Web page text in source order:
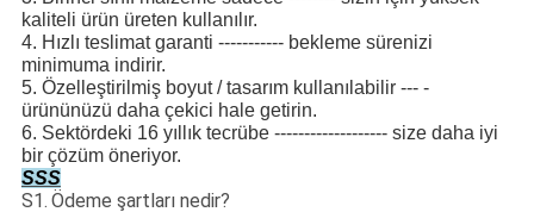
kaliteli ürün üreten kullanılır.
4. Hızlı teslimat garanti ----------- bekleme sürenizi
minimuma indirir.
5. Özelleştirilmiş boyut / tasarım kullanılabilir --- -
ürününüzü daha çekici hale getirin.
6. Sektördeki 16 yıllık tecrübe ------------------- size daha iyi
bir çözüm öneriyor.
SSS
S1. Ödeme şartları nedir?